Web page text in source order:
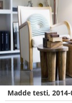
Madde testi, 2014-